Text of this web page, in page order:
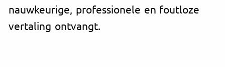
nauwkeurige, professionele en foutloze
vertaling ontvangt.